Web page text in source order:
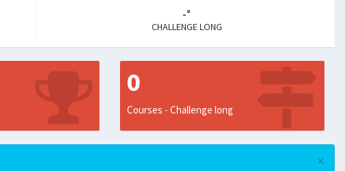
-°
CHALLENGE LONG
0
Courses - Challenge long
×